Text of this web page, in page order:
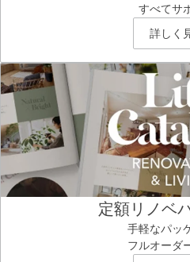
すべてサ
詳しく
定額リノベ
手軽なパッ
フルオーダ